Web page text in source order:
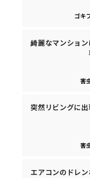
ゴキ
綺麗なマンショ
害
突然リビングに
害
エアコンのドレ